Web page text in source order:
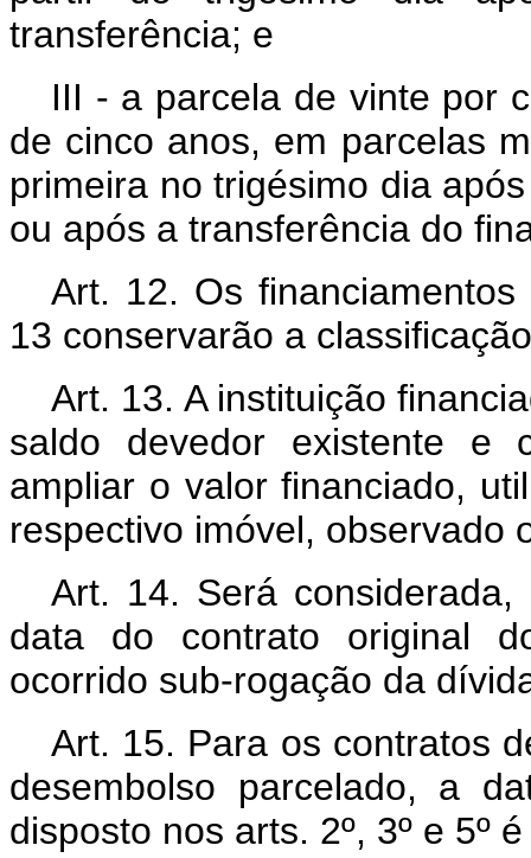
transferência; e
III - a parcela de vinte por
de cinco anos, em parcelas
primeira no trigésimo dia
ou após a transferência do
Art. 12. Os
13 conservarão a
Art. 13. A instituição
saldo devedor existente e
ampliar o valor financiado,
respectivo imóvel, observado
Art. 14. Será
data do contrato original
ocorrido sub-rogação da
Art. 15. Para os contratos
desembolso parcelado, a
disposto nos arts. 2º, 3º e 5º